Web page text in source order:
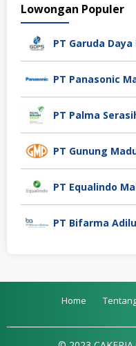
Lowongan Populer
PT Garuda
PT Panasonic
PT Palma
PT Gunung
PT Bifarma
Home